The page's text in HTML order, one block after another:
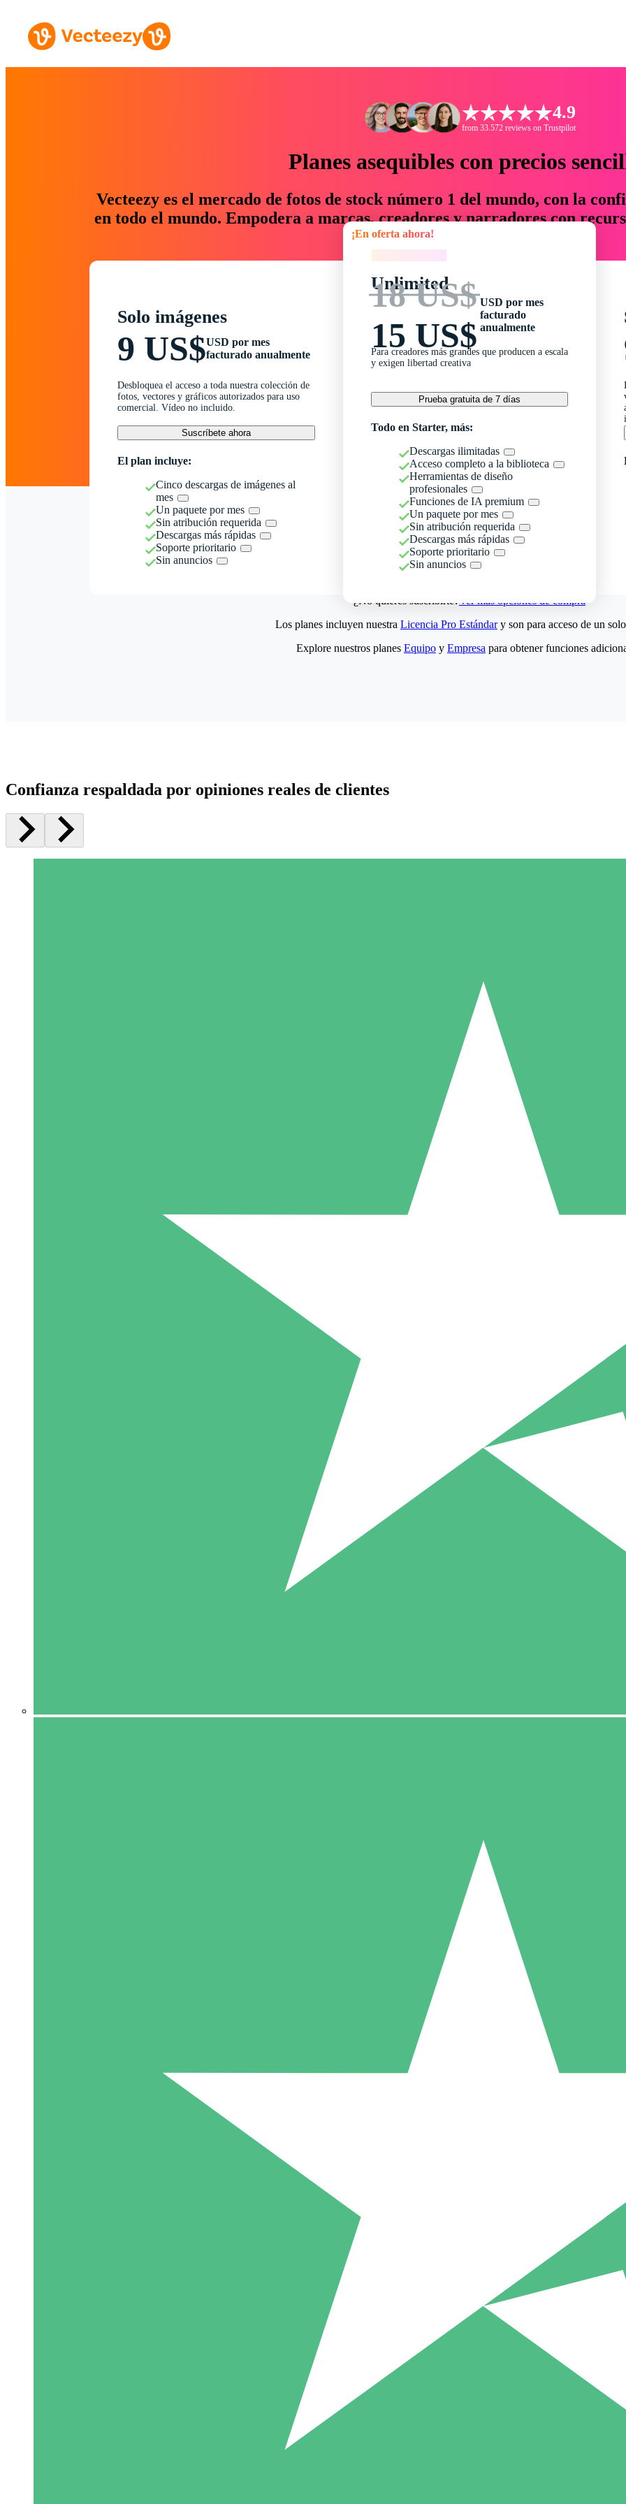
4.9
from 33.572 reviews on Trustpilot
Planes asequibles con precios
Vecteezy es el mercado de fotos de stock número 1 del mundo, con la
en todo el mundo. Empodera a marcas, creadores y narradores con
un 76 % en tiempo y presupuesto.
Solo imágenes
9 US$USD por mes
facturado anualmente
Desbloquea el acceso a toda nuestra colección de
fotos, vectores y gráficos autorizados para uso
comercial. Vídeo no incluido.
Suscríbete ahora
El plan incluye:
Cinco descargas de imágenes al
mes
Un paquete por mes
Sin atribución requerida
Descargas más rápidas
Soporte prioritario
Sin anuncios
¡En oferta ahora!
Unlimited
18 US$
15 US$
USD por mes
facturado
anualmente
Para creadores más grandes que producen a escala
y exigen libertad creativa
Prueba gratuita de 7 días
Todo en Starter, más:
Descargas ilimitadas
Acceso completo a la biblioteca
Herramientas de diseño
profesionales
Funciones de IA premium
Un paquete por mes
Sin atribución requerida
Descargas más rápidas
Soporte prioritario
Sin anuncios
¿No quieres suscribirte?Ver más opciones de compra
5 Descargas
15
Los planes incluyen nuestra Licencia Pro Estándary son para acceso de un
Explore nuestros planes Equipo y Empresa para obtener funciones
Confianza respaldada por opiniones reales de clientes